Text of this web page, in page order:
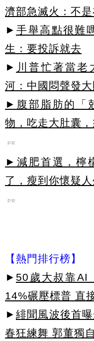
濟部急滅火：不
► 手舉高點很難
生：要投訴就去
► 川普忙著當
河：中國悶聲發
►腹部脂肪的「
物，吃走大肚囊
PR
►減肥首選，檸
了，瘦到你懷疑人
PR
【熱門排行榜】
► 50歲大叔靠AI
14%碾壓標普 直
► 緋聞風波後首
春狂練舞 郭董獨